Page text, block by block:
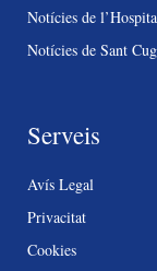
Notícies de
Notícies de Sant
Serveis
Avís Legal
Privacitat
Cookies